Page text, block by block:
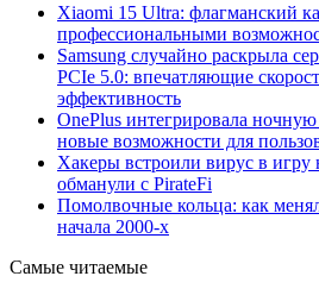
Xiaomi 15 Ultra: флагманский
профессиональными
Samsung случайно раскрыла
PCIe 5.0: впечатляющие
эффективность
OnePlus интегрировала
новые возможности для
Хакеры встроили вирус в игру
обманули с PirateFi
Помолвочные кольца: как
начала 2000-х
Самые читаемые